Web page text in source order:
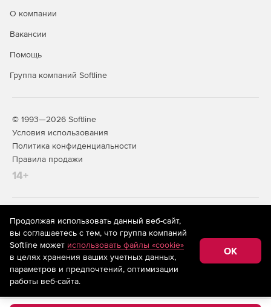
(версия Premium).
О компании
Вакансии
Помощь
Группа компаний Softline
© 1993—2026 Softline
Условия использования
Политика конфиденциальности
Правила продажи
14+
На информационном ресурсе store.softline.ru применяются
рекомендательные технологии
(информационные технологии
предоставления информации на основе сбора,
систематизации и анализа сведений, относящихся к
предпочтениям пользователей сети «Интернет»,
находящихся на территории Российской Федерации)
Продолжая использовать данный веб-сайт,
вы соглашаетесь с тем, что группа компаний
Softline может использовать файлы «cookie»
в целях хранения ваших учетных данных,
параметров и предпочтений, оптимизации
работы веб-сайта.
OK